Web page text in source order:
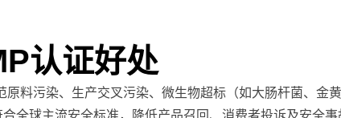
认证好处
原料污染、生产交叉污染、微生物超标（如大肠杆菌、金
全球主流安全标准，降低产品召回、消费者投诉及安全事